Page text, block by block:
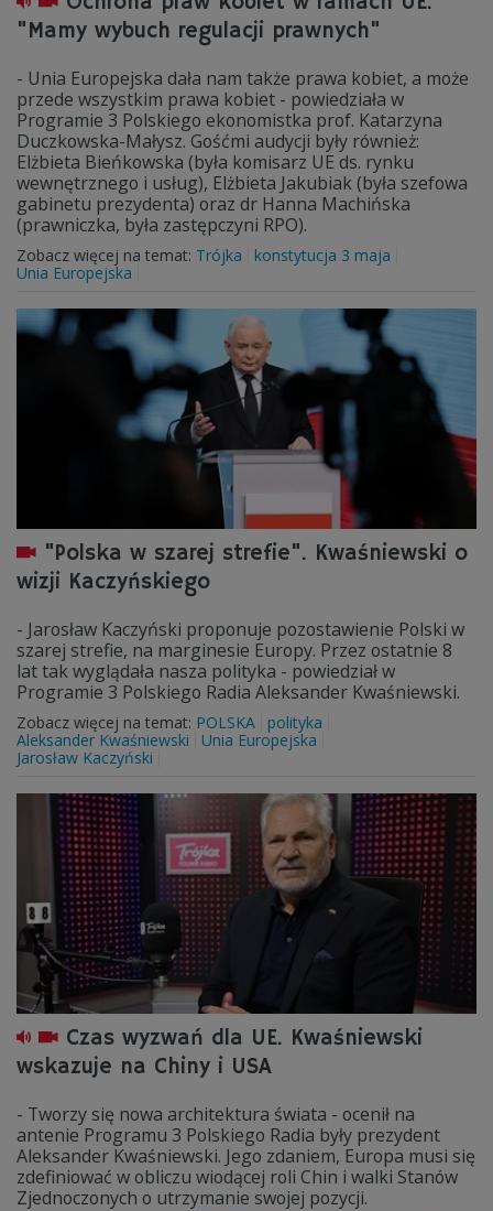
"Mamy wybuch regulacji prawnych"
- Unia Europejska dała nam także prawa kobiet, a może
przede wszystkim prawa kobiet - powiedziała w
Programie 3 Polskiego ekonomistka prof. Katarzyna
Duczkowska-Małysz. Gośćmi audycji były również:
Elżbieta Bieńkowska (była komisarz UE ds. rynku
wewnętrznego i usług), Elżbieta Jakubiak (była szefowa
gabinetu prezydenta) oraz dr Hanna Machińska
(prawniczka, była zastępczyni RPO).
Zobacz więcej na temat: Trójka
konstytucja 3 maja
Unia Europejska
"Polska w szarej strefie". Kwaśniewski o
wizji Kaczyńskiego
- Jarosław Kaczyński proponuje pozostawienie Polski w
szarej strefie, na marginesie Europy. Przez ostatnie 8
lat tak wyglądała nasza polityka - powiedział w
Programie 3 Polskiego Radia Aleksander Kwaśniewski.
Zobacz więcej na temat: POLSKA
polityka
Aleksander Kwaśniewski
Unia Europejska
Jarosław Kaczyński
Czas wyzwań dla UE. Kwaśniewski
wskazuje na Chiny i USA
- Tworzy się nowa architektura świata - ocenił na
antenie Programu 3 Polskiego Radia były prezydent
Aleksander Kwaśniewski. Jego zdaniem, Europa musi się
zdefiniować w obliczu wiodącej roli Chin i walki Stanów
Zjednoczonych o utrzymanie swojej pozycji.